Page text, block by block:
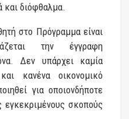
και διόφθαλμα.
στο Πρόγραμμα είναι
την έγγραφη
Δεν υπάρχει καμία
κανένα οικονομικό
για οποιονδήποτε
σκοπούς